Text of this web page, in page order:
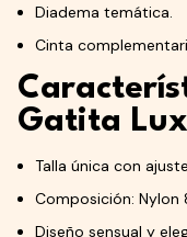
Diadema temática.
Cinta
Gatita
Talla única con
Composición: Nylon
Diseño sensual y